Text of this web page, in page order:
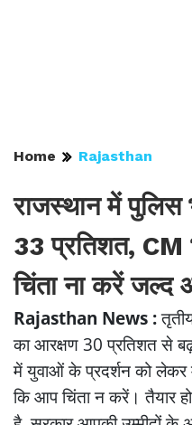
Home Rajasthan
राजस्थान में पुलिस
33 प्रतिशत, CM
चिंता ना करें जल्द
Rajasthan News :
का आरक्षण 30 प्रतिशत से
में युवाओं के प्रदर्शन को लेकर
कि आप चिंता न करें। तैयार